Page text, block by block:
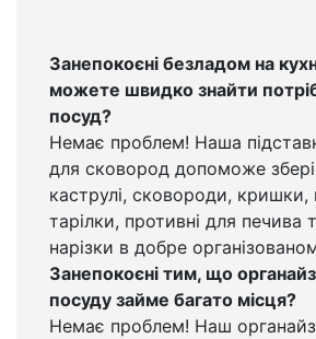
Занепокоєні безладом на
можете швидко знайти
посуд?
Немає проблем! Наша
для сковород допоможе
каструлі, сковороди, кришки,
тарілки, противні для печива
нарізки в добре
Занепокоєні тим, що
посуду займе багато місця?
Немає проблем! Наш